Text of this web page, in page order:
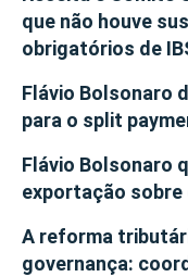
que não houve
obrigatórios de
Flávio Bolsonaro
para o split
Flávio Bolsonaro
exportação
A reforma
governança: